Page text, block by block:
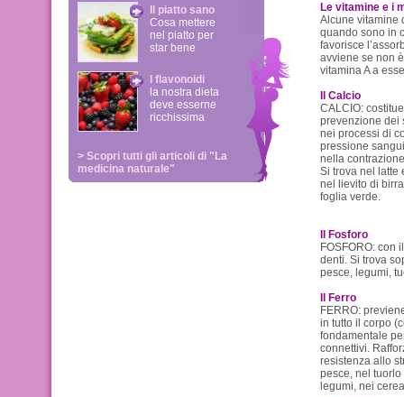
Il piatto sano
Cosa mettere
nel piatto per
star bene
I flavonoidi
la nostra dieta
deve esserne
ricchissima
> Scopri tutti gli articoli di "La
medicina naturale"
Le vitamine e i
Alcune vitamine
quando sono in
favorisce
avviene se non
vitamina A a
Il Calcio
CALCIO:
prevenzione dei
nei processi di
pressione
nella
Si trova nel latte
nel lievito di
foglia verde.
Il Fosforo
FOSFORO: con
denti. Si trova
pesce, legumi,
Il Ferro
FERRO:
in tutto il corpo
fondamentale
connettivi.
resistenza allo
pesce, nel tuorlo
legumi, nei